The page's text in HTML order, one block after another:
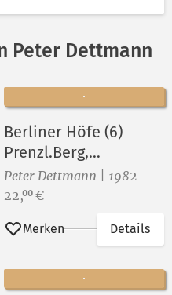
Peter Dettmann
Berliner Höfe (6)
Prenzl.Berg,
Nordisches Viertel
Peter Dettmann | 1982
Preis:
22,00 €
Merken Details